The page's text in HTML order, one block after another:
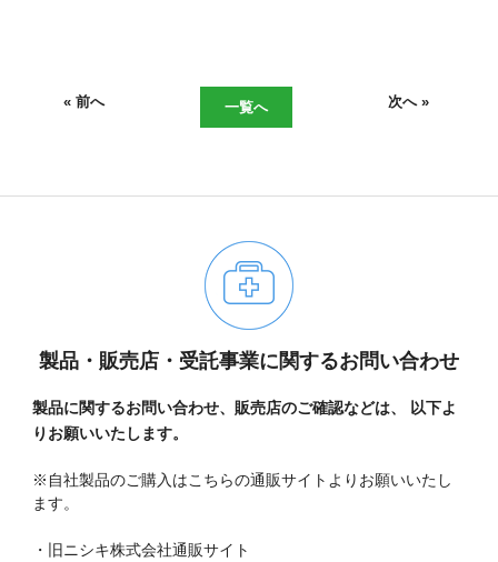
« 前へ 一覧へ 次へ »
製品・販売店・受託事業に関するお問い合わせ
製品に関するお問い合わせ、販売店のご確認などは、
以下よ
りお願いいたします。
※自社製品のご購入はこちらの通販サイトよりお願いいたし
ます。
・旧ニシキ株式会社通販サイト
現在、受付時間を一部短縮しております。
ご了承ください。
06-6943-8951